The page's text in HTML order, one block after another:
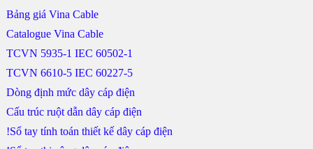
Bảng giá Vina Cable
Catalogue Vina Cable
TCVN 5935-1 IEC 60502-1
TCVN 6610-5 IEC 60227-5
Dòng định mức dây cáp điện
Cấu trúc ruột dẫn dây cáp điện
!Sổ tay tính toán thiết kế dây cáp điện